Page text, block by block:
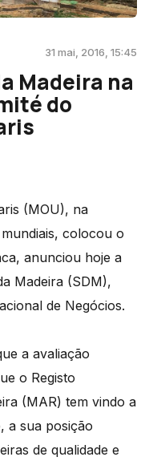
31 mai, 2016, 15:45
Madeira na
do
(MOU), na
colocou o
anunciou hoje a
Madeira (SDM),
de Negócios.
a avaliação
o Registo
(MAR) tem vindo a
a sua posição
de qualidade e